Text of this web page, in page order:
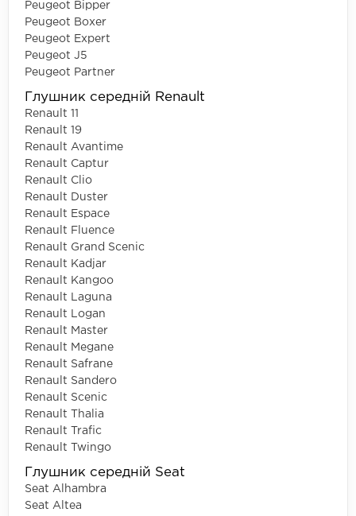
Peugeot Bipper
Peugeot Boxer
Peugeot Expert
Peugeot J5
Peugeot Partner
Глушник середній Renault
Renault 11
Renault 19
Renault Avantime
Renault Captur
Renault Clio
Renault Duster
Renault Espace
Renault Fluence
Renault Grand Scenic
Renault Kadjar
Renault Kangoo
Renault Laguna
Renault Logan
Renault Master
Renault Megane
Renault Safrane
Renault Sandero
Renault Scenic
Renault Thalia
Renault Trafic
Renault Twingo
Глушник середній Seat
Seat Alhambra
Seat Altea